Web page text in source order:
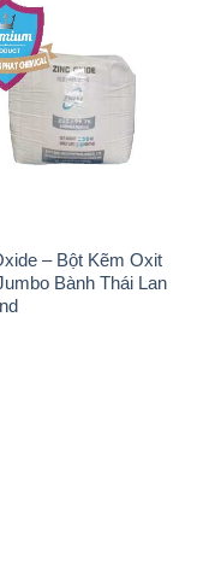
– Bột Kẽm Oxit
Bành Thái Lan